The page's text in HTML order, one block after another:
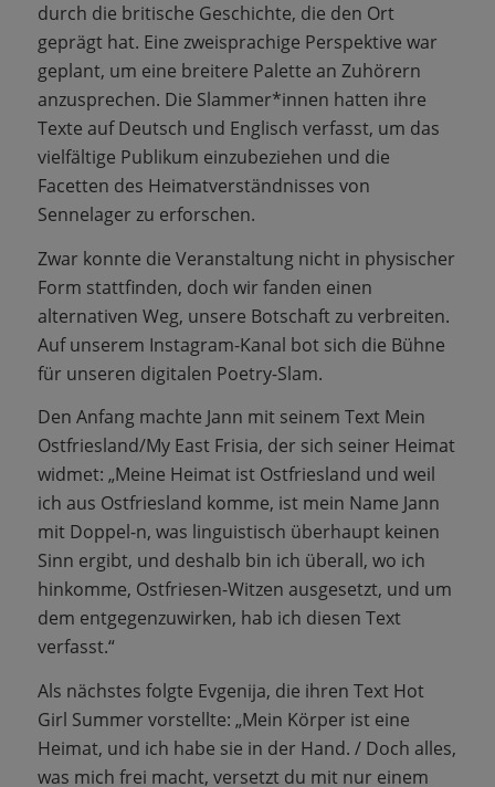
durch die britische Geschichte, die den Ort
geprägt hat. Eine zweisprachige Perspektive war
geplant, um eine breitere Palette an Zuhörern
anzusprechen. Die Slammer*innen hatten ihre
Texte auf Deutsch und Englisch verfasst, um das
vielfältige Publikum einzubeziehen und die
Facetten des Heimatverständnisses von
Sennelager zu erforschen.
Zwar konnte die Veranstaltung nicht in physischer
Form stattfinden, doch wir fanden einen
alternativen Weg, unsere Botschaft zu verbreiten.
Auf unserem Instagram-Kanal bot sich die Bühne
für unseren digitalen Poetry-Slam.
Den Anfang machte Jann mit seinem Text Mein
Ostfriesland/My East Frisia, der sich seiner Heimat
widmet: „Meine Heimat ist Ostfriesland und weil
ich aus Ostfriesland komme, ist mein Name Jann
mit Doppel-n, was linguistisch überhaupt keinen
Sinn ergibt, und deshalb bin ich überall, wo ich
hinkomme, Ostfriesen-Witzen ausgesetzt, und um
dem entgegenzuwirken, hab ich diesen Text
verfasst.“
Als nächstes folgte Evgenija, die ihren Text Hot
Girl Summer vorstellte: „Mein Körper ist eine
Heimat, und ich habe sie in der Hand. / Doch alles,
was mich frei macht, versetzt du mit nur einem